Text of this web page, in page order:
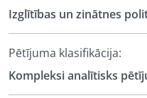
Izglītības un zinātnes
Pētījuma klasifikācija:
Kompleksi analītisks